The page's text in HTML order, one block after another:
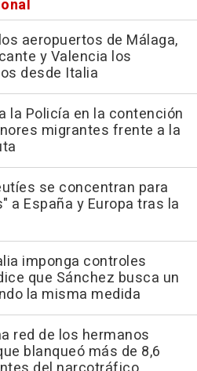
aeropuertos de Málaga,
y Valencia los
desde Italia
la Policía en la contención
migrantes frente a la
se concentran para
a España y Europa tras la
imponga controles
que Sánchez busca un
la misma medida
red de los hermanos
blanqueó más de 8,6